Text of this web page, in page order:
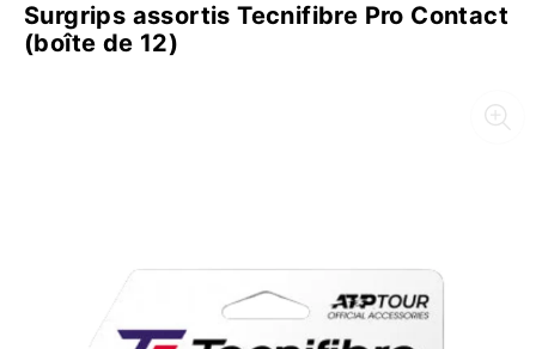
Surgrips assortis Tecnifibre Pro Contact
(boîte de 12)